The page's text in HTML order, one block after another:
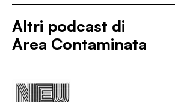
Altri podcast di
Area Contaminata